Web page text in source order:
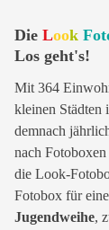
Die Look
Los geht's!
Mit 364
kleinen Städten
demnach
nach
die Look-
Fotobox für eine
Jugendweihe,